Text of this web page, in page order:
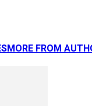
MORE FROM